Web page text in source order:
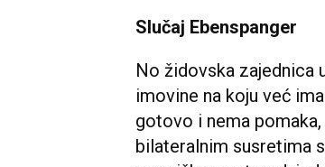
Slučaj Ebenspanger
No židovska zajednica
imovine na koju već
gotovo i nema
bilateralnim susretima